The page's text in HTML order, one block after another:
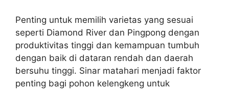
Penting untuk memilih varietas yang sesuai
seperti Diamond River dan Pingpong dengan
produktivitas tinggi dan kemampuan tumbuh
dengan baik di dataran rendah dan daerah
bersuhu tinggi. Sinar matahari menjadi faktor
penting bagi pohon kelengkeng untuk